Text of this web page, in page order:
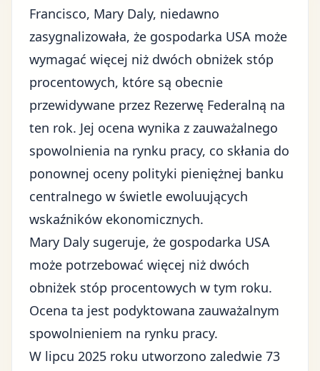
Francisco, Mary Daly, niedawno
zasygnalizowała, że gospodarka USA może
wymagać więcej niż dwóch obniżek stóp
procentowych, które są obecnie
przewidywane przez Rezerwę Federalną na
ten rok. Jej ocena wynika z zauważalnego
spowolnienia na rynku pracy, co skłania do
ponownej oceny polityki pieniężnej banku
centralnego w świetle ewoluujących
wskaźników ekonomicznych.
Mary Daly sugeruje, że gospodarka USA
może potrzebować więcej niż dwóch
obniżek stóp procentowych w tym roku.
Ocena ta jest podyktowana zauważalnym
spowolnieniem na rynku pracy.
W lipcu 2025 roku utworzono zaledwie 73